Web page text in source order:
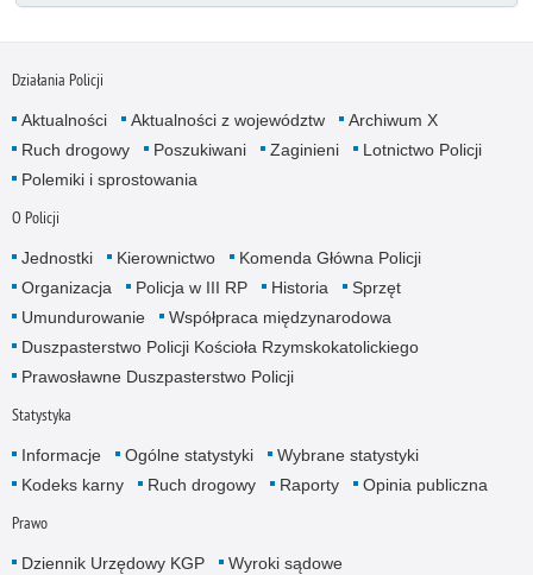
Działania Policji
Aktualności Aktualności z województw
Archiwum X
Ruch drogowy
Poszukiwani Zaginieni
Lotnictwo Policji
Polemiki i sprostowania
O Policji
Jednostki Kierownictwo
Komenda Główna Policji
Organizacja
Policja w III RP Historia
Sprzęt
Umundurowanie
Współpraca międzynarodowa
Duszpasterstwo Policji Kościoła Rzymskokatolickiego
Prawosławne Duszpasterstwo Policji
Statystyka
Informacje Ogólne statystyki
Wybrane statystyki
Kodeks karny
Ruch drogowy Raporty Opinia publiczna
Prawo
Dziennik Urzędowy KGP Wyroki sądowe